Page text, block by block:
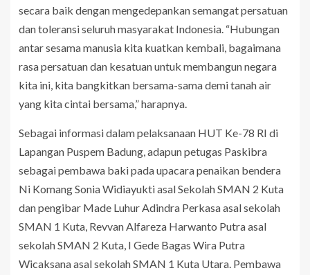
secara baik dengan mengedepankan semangat persatuan
dan toleransi seluruh masyarakat Indonesia. “Hubungan
antar sesama manusia kita kuatkan kembali, bagaimana
rasa persatuan dan kesatuan untuk membangun negara
kita ini, kita bangkitkan bersama-sama demi tanah air
yang kita cintai bersama,” harapnya.
Sebagai informasi dalam pelaksanaan HUT Ke-78 RI di
Lapangan Puspem Badung, adapun petugas Paskibra
sebagai pembawa baki pada upacara penaikan bendera
Ni Komang Sonia Widiayukti asal Sekolah SMAN 2 Kuta
dan pengibar Made Luhur Adindra Perkasa asal sekolah
SMAN 1 Kuta, Revvan Alfareza Harwanto Putra asal
sekolah SMAN 2 Kuta, I Gede Bagas Wira Putra
Wicaksana asal sekolah SMAN 1 Kuta Utara. Pembawa